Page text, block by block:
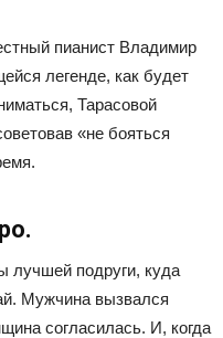
пианист Владимир
легенде, как будет
Тарасовой
«не бояться
лучшей подруги, куда
Мужчина вызвался
согласилась. И, когда